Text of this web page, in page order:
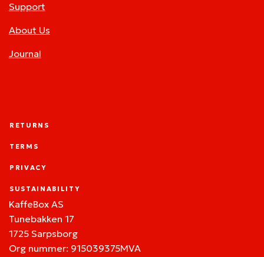
Support
About Us
Journal
RETURNS
TERMS
PRIVACY
SUSTAINABILITY
KaffeBox AS
Tunebakken 17
1725 Sarpsborg
Org nummer: 915039375MVA